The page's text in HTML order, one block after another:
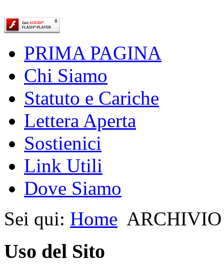
PRIMA PAGINA
Chi Siamo
Statuto e Cariche
Lettera Aperta
Sostienici
Link Utili
Dove Siamo
Sei qui: Home ARCHIVIO
Uso del Sito